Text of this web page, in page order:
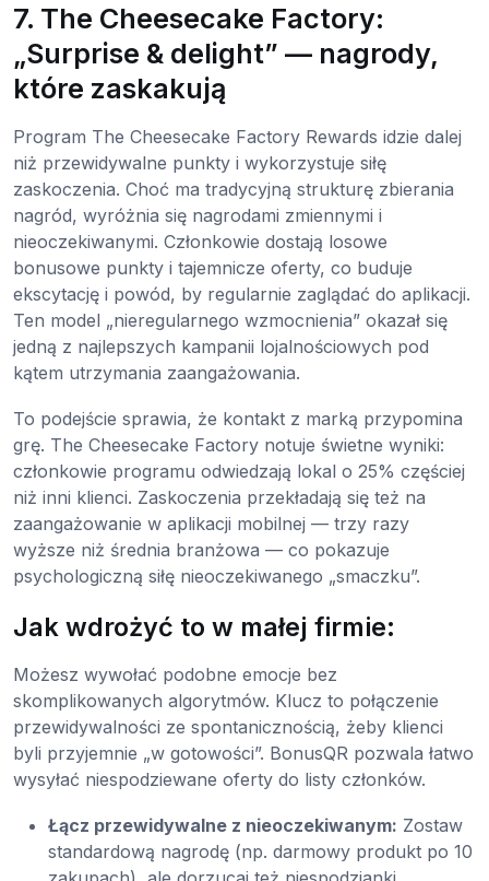
7. The Cheesecake Factory:
„Surprise & delight” — nagrody,
które zaskakują
Program The Cheesecake Factory Rewards idzie dalej
niż przewidywalne punkty i wykorzystuje siłę
zaskoczenia. Choć ma tradycyjną strukturę zbierania
nagród, wyróżnia się nagrodami zmiennymi i
nieoczekiwanymi. Członkowie dostają losowe
bonusowe punkty i tajemnicze oferty, co buduje
ekscytację i powód, by regularnie zaglądać do aplikacji.
Ten model „nieregularnego wzmocnienia” okazał się
jedną z najlepszych kampanii lojalnościowych pod
kątem utrzymania zaangażowania.
To podejście sprawia, że kontakt z marką przypomina
grę. The Cheesecake Factory notuje świetne wyniki:
członkowie programu odwiedzają lokal o 25% częściej
niż inni klienci. Zaskoczenia przekładają się też na
zaangażowanie w aplikacji mobilnej — trzy razy
wyższe niż średnia branżowa — co pokazuje
psychologiczną siłę nieoczekiwanego „smaczku”.
Jak wdrożyć to w małej firmie:
Możesz wywołać podobne emocje bez
skomplikowanych algorytmów. Klucz to połączenie
przewidywalności ze spontanicznością, żeby klienci
byli przyjemnie „w gotowości”. BonusQR pozwala łatwo
wysyłać niespodziewane oferty do listy członków.
Łącz przewidywalne z nieoczekiwanym: Zostaw
standardową nagrodę (np. darmowy produkt po 10